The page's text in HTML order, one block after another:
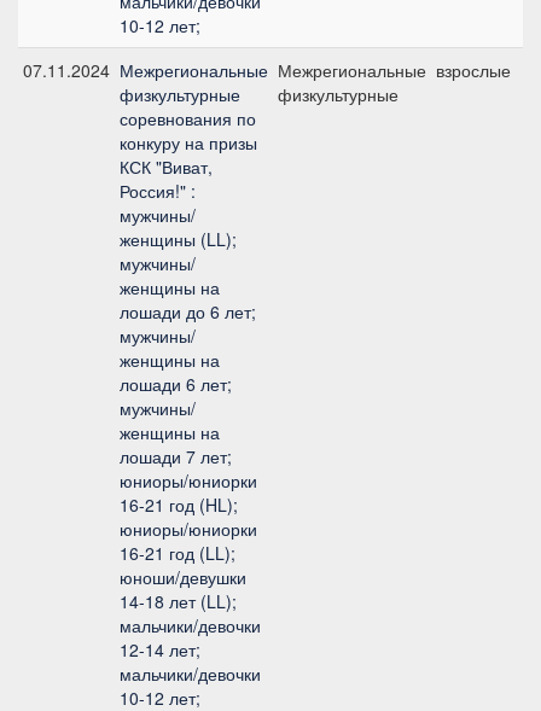
10-12 лет;
07.11.2024 Межрегиональные
физкультурные
соревнования по
конкуру на призы
КСК "Виват,
Россия!" :
мужчины/
женщины (LL);
мужчины/
женщины на
лошади до 6 лет;
мужчины/
женщины на
лошади 6 лет;
мужчины/
женщины на
лошади 7 лет;
юниоры/юниорки
16-21 год (HL);
юниоры/юниорки
16-21 год (LL);
юноши/девушки
14-18 лет (LL);
мальчики/девочки
12-14 лет;
мальчики/девочки
10-12 лет;
Межрегиональные
физкультурные
взрослые